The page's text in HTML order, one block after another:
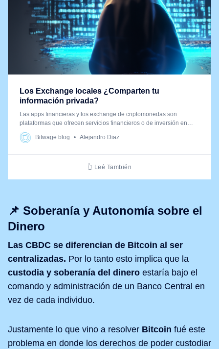
Los Exchange locales ¿Comparten tu
información privada?
Las apps financieras y los exchange de criptomonedas son
plataformas que ofrecen servicios financieros o de inversión en
criptoactivos. Sin embargo, muchas de estas plataformas
comparten tu información personal y financiera a terceros.
Bitwage blog Alejandro Diaz
👆 Leé También
📌 Soberanía y Autonomía sobre el
Dinero
Las CBDC se diferencian de Bitcoin al ser
centralizadas. Por lo tanto esto implica que la
custodia y soberanía del dinero estaría bajo el
comando y administración de un Banco Central en
vez de cada individuo.
Justamente lo que vino a resolver Bitcoin fué este
problema en donde los derechos de poder custodiar